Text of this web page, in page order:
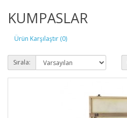
KUMPASLAR
Ürün Karşılaştır (0)
Sırala: